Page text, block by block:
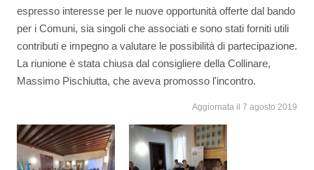
espresso interesse per le nuove opportunità offerte dal bando
per i Comuni, sia singoli che associati e sono stati forniti utili
contributi e impegno a valutare le possibilità di partecipazione.
La riunione è stata chiusa dal consigliere della Collinare,
Massimo Pischiutta, che aveva promosso l'incontro.
Aggiornata il 7 agosto 2019